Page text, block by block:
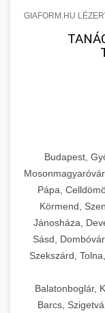
GIAFORM.HU
Budapest,
Pápa,
Körmend,
Jánosháza,
Sásd,
Szekszárd,
Balatonboglár,
Barcs,